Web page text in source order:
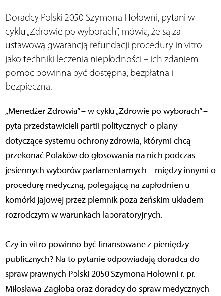
Doradcy Polski 2050 Szymona Hołowni, pytani w
cyklu „Zdrowie po wyborach”, mówią, że są za
ustawową gwarancją refundacji procedury in vitro
jako techniki leczenia niepłodności – ich zdaniem
pomoc powinna być dostępna, bezpłatna i
bezpieczna.
„Menedżer Zdrowia” – w cyklu „Zdrowie po wyborach” –
pyta przedstawicieli partii politycznych o plany
dotyczące systemu ochrony zdrowia, którymi chcą
przekonać Polaków do głosowania na nich podczas
jesiennych wyborów parlamentarnych – między innymi o
procedurę medyczną, polegającą na zapłodnieniu
komórki jajowej przez plemnik poza żeńskim układem
rozrodczym w warunkach laboratoryjnych.
Czy in vitro powinno być finansowane z pieniędzy
publicznych? Na to pytanie odpowiadają doradca do
spraw prawnych Polski 2050 Szymona Hołowni r. pr.
Miłosława Zagłoba oraz doradcy do spraw medycznych